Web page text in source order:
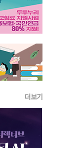
더보기